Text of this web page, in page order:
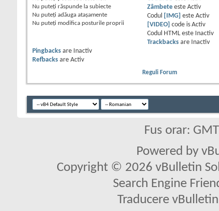
Nu puteţi răspunde la subiecte
Nu puteţi adăuga ataşamente
Nu puteţi modifica posturile proprii
Zâmbeteeste Activ
Codul
[IMG] este Activ
[VIDEO] code is Activ
Codul HTML este
Inactiv
Trackbacksare
Inactiv
Pingbacks are
Inactiv
Refbacks are Activ
Reguli Forum
Fus orar:
Powered by
Copyright © 2026 vBulletin
Search Engine
Traducere